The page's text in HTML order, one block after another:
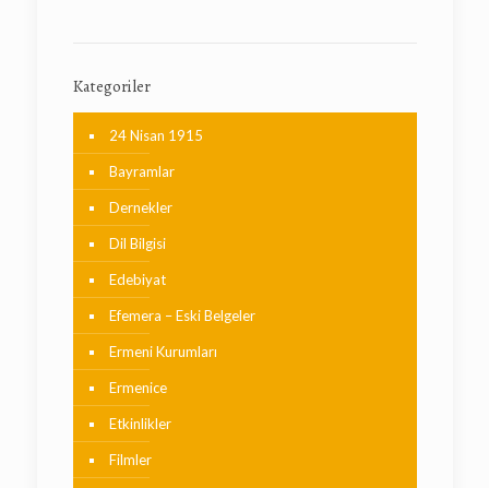
Kategoriler
24 Nisan 1915
Bayramlar
Dernekler
Dil Bilgisi
Edebiyat
Efemera – Eski Belgeler
Ermeni Kurumları
Ermenice
Etkinlikler
Filmler